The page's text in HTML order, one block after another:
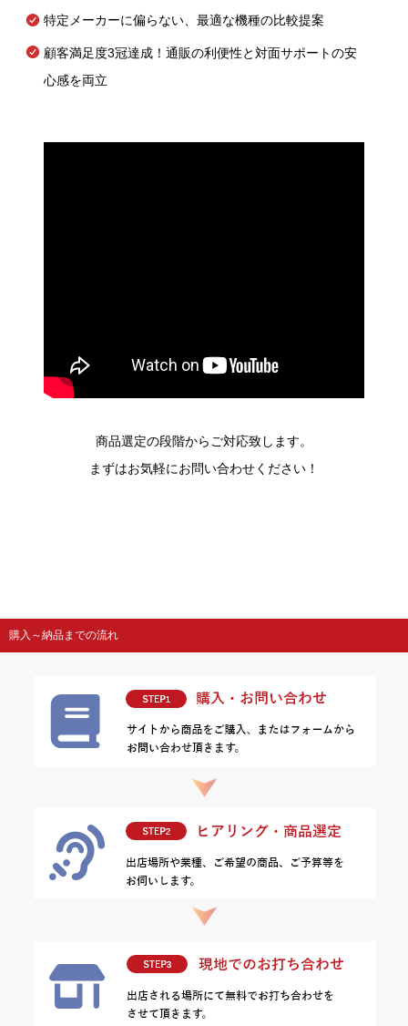
特定メーカーに偏らない、最適な機種の比較提案
顧客満足度3冠達成！通販の利便性と対面サポートの安
心感を両立
商品選定の段階からご対応致します。
まずはお気軽にお問い合わせください！
購入～納品までの流れ